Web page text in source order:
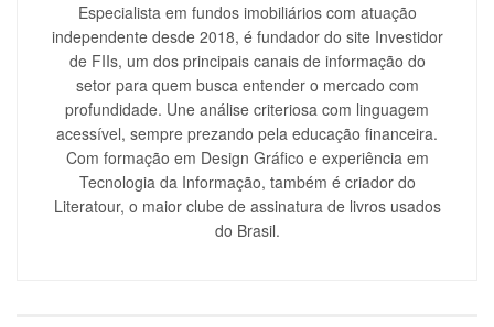
Especialista em fundos imobiliários com atuação
independente desde 2018, é fundador do site Investidor
de FIIs, um dos principais canais de informação do
setor para quem busca entender o mercado com
profundidade. Une análise criteriosa com linguagem
acessível, sempre prezando pela educação financeira.
Com formação em Design Gráfico e experiência em
Tecnologia da Informação, também é criador do
Literatour, o maior clube de assinatura de livros usados
do Brasil.